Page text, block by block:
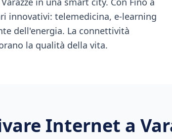
innovativi: telemedicina, e-learning
dell'energia. La connettività
la qualità della vita.
Internet a